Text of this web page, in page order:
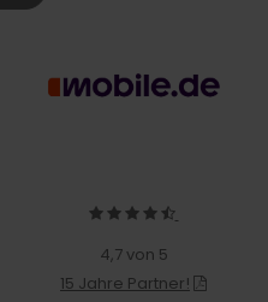
4,7 von 5
15 Jahre Partner!